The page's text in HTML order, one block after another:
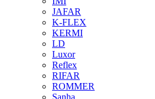
JAFAR
K-FLEX
KERMI
LD
Luxor
Reflex
RIFAR
ROMMER
Sanha